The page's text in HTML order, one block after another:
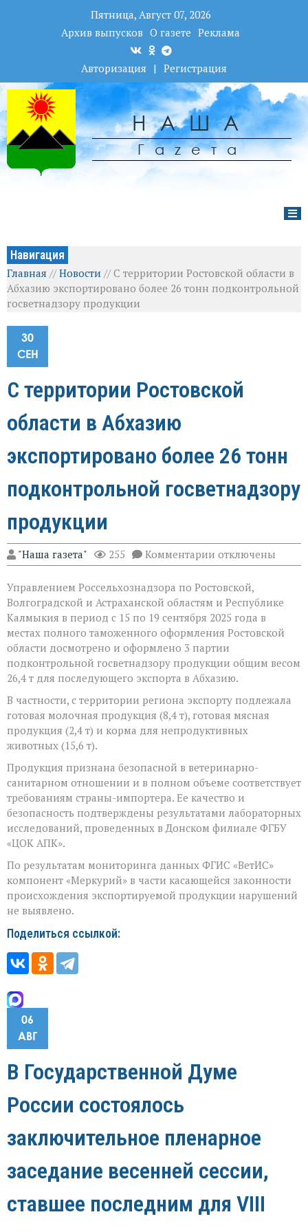
Пятница, Август 07, 2026
Архив выпусков О газете Реклама
Авторизация | Регистрация
НАША
Гаzета
Навигация
Главная //Новости //С территории Ростовской области в
Абхазию экспортировано более 26 тонн подконтрольной
госветнадзору продукции
30
СЕН
С территории Ростовской
области в Абхазию
экспортировано более 26 тонн
подконтрольной госветнадзору
продукции
"Наша газета" 255 Комментарии к
записи
территории
Ростовской
области
в
Абхазию
экспортировано
более
26
тонн
госветнадзору
продукции
отключены
Управлением Россельхознадзора по Ростовской,
Волгоградской и Астраханской областям и Республике
Калмыкия в период с 15 по 19 сентября 2025 года в
местах полного таможенного оформления Ростовской
области досмотрено и оформлено 3 партии
подконтрольной госветнадзору продукции общим весом
26,4 т для последующего экспорта в Абхазию.
В частности, с территории региона экспорту подлежала
готовая молочная продукция (8,4 т), готовая мясная
продукция (2,4 т) и корма для непродуктивных
животных (15,6 т).
Продукция признана безопасной в ветеринарно-
санитарном отношении и в полном объеме соответствует
требованиям страны-импортера. Ее качество и
безопасность подтверждены результатами лабораторных
исследований, проведенных в Донском филиале ФГБУ
«ЦОК АПК».
По результатам мониторинга данных ФГИС «ВетИС»
компонент «Меркурий» в части касающейся законности
происхождения экспортируемой продукции нарушений
не выявлено.
Поделиться ссылкой:
06
АВГ
В Государственной Думе
России состоялось
заключительное пленарное
заседание весенней сессии,
ставшее последним для VIII